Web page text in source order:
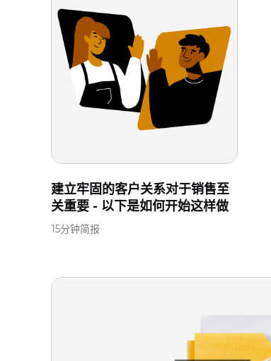
建立牢固的客户关系对于销售至
关重要 - 以下是如何开始这样做
15分钟简报